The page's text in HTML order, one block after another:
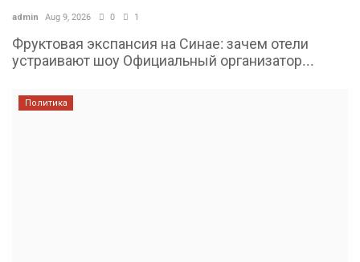
admin Aug 9, 2026 0 1
Фруктовая экспансия на Синае: зачем отели
устраивают шоу Официальный организатор...
Политика